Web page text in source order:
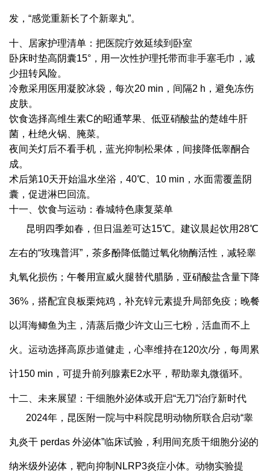
发，“感觉重新长了个新睾丸”。
十、居家护理清单：把医院疗效延续到卧室
卧床时垫高阴囊15°，用一次性护理托带而非手塞毛巾，减
少扭转风险。
冷敷采用医用凝胶冰袋，每次20 min，间隔2 h，避免冻伤
皮肤。
饮食选择高维生素C的昭通苹果、低亚硝酸盐的楚雄牛肝
菌，杜绝火锅、腌菜。
夜间关灯后不看手机，蓝光抑制松果体，间接降低睾酮合
成。
术后第10天开始温水坐浴，40℃、10 min，水面需覆盖阴
囊，促进淋巴回流。
十一、饮食与运动：春城特色康复菜单
昆明四季如春，但日温差可达15℃。建议晨起饮用28℃
左右的“玫瑰普洱”，茶多酚降低髓过氧化物酶活性，减轻睾
丸氧化损伤；午餐用宣威火腿替代腊肠，亚硝酸盐含量下降
36%，搭配宜良板栗炖鸡，补充锌元素提升局部免疫；晚餐
以洱海鲫鱼为主，清蒸后撒少许文山三七粉，活血而不上
火。运动选择高原步道健走，心率维持在120次/分，每周累
计150 min，可提升前列腺素E2水平，帮助睾丸微循环。
十二、未来展望：干细胞外泌体或开启“无刀”治疗新时代
2024年，昆医附一院与中科院昆明动物所联合启动“睾
丸炎干 perdas 外泌体”临床试验，利用间充质干细胞分泌的
纳米级外泌体，靶向抑制NLRP3炎症小体。动物实验提